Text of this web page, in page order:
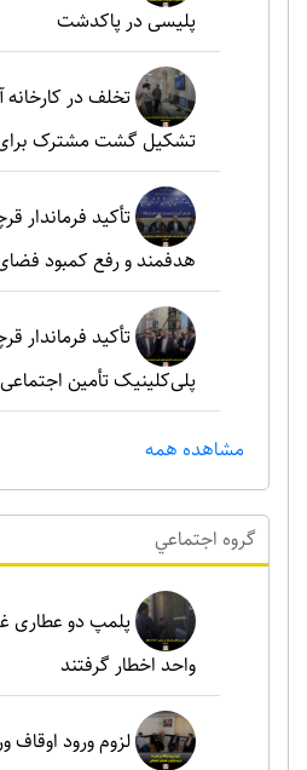
پلیسی در پاکدشت
تخلف در کارخانه
تشکیل گشت مشترک
تأکید
هدفمند و رفع کمبود
تأکید فرماندار
پلی‌کلینیک تأمین
مشاهده همه
گروه اجتماعي
واحد اخطار گرفتند
لزوم ورود اوقاف